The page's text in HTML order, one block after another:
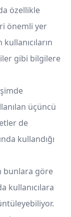
özellikle
önemli yer
gibi bilgilere
üçüncü
de
kullandığı
bunlara göre
kullanıcılara